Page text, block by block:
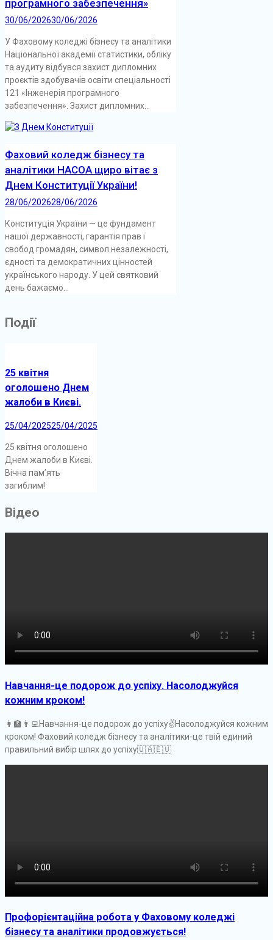
програмного забезпечення»
30/06/202630/06/2026
У Фаховому коледжі бізнесу та аналітики
Національної академії статистики, обліку
та аудиту відбувся захист дипломних
проєктів здобувачів освіти спеціальності
121 «Інженерія програмного
забезпечення». Захист дипломних...
Фаховий коледж бізнесу та
аналітики НАСОА щиро вітає з
Днем Конституції України!
28/06/202628/06/2026
Конституція України — це фундамент
нашої державності, гарантія прав і
свобод громадян, символ незалежності,
єдності та демократичних цінностей
українського народу. У цей святковий
день бажаємо...
Події
25 квітня
оголошено Днем
жалоби в Києві.
25/04/202525/04/2025
25 квітня оголошено
Днем жалоби в Києві.
Вічна памʼять
загиблим!
Відео
Навчання-це подорож до успіху. Насолоджуйся
кожним кроком!
👩‍🏫👨‍💻Навчання-це подорож до успіху✌️Насолоджуйся кожним
кроком! Фаховий коледж бізнесу та аналітики-це твій единий
правильний вибір шлях до успіху🇺🇦🇪🇺
Профорієнтаційна робота у Фаховому коледжі
бізнесу та аналітики продовжується!